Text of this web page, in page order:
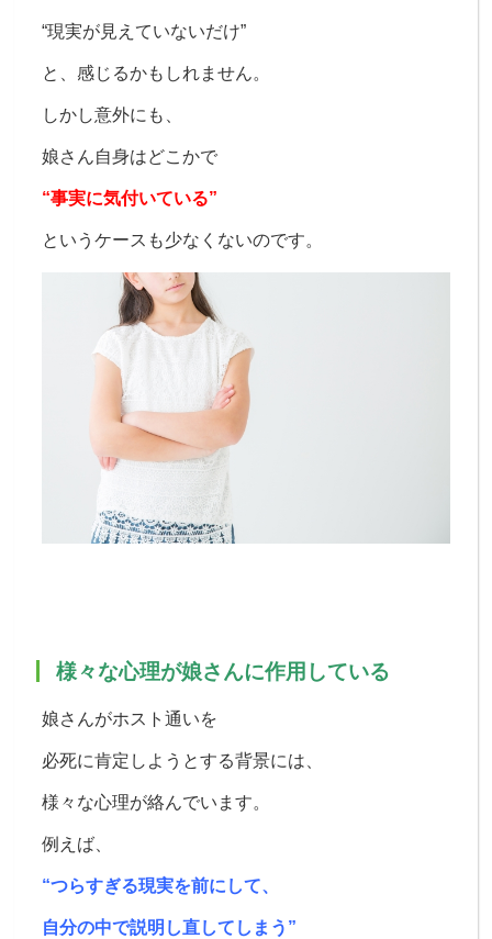
“現実が見えていないだけ”
と、感じるかもしれません。
しかし意外にも、
娘さん自身はどこかで
“事実に気付いている”
というケースも少なくないのです。
様々な心理が娘さんに作用している
娘さんがホスト通いを
必死に肯定しようとする背景には、
様々な心理が絡んでいます。
例えば、
“つらすぎる現実を前にして、
自分の中で説明し直してしまう”